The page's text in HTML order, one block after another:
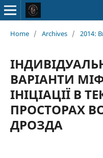
Home / Archives / 2014:
ВАРІАНТИ
ІНІЦІАЦІЇ В
ПРОСТОРАХ
ДРОЗДА